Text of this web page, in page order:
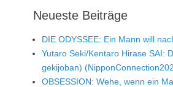
Neueste Beiträge
DIE ODYSSEE: Ein Mann will
Yutaro Seki/Kentaro Hirase SAI:
gekijoban)
OBSESSION: Wehe, wenn ein